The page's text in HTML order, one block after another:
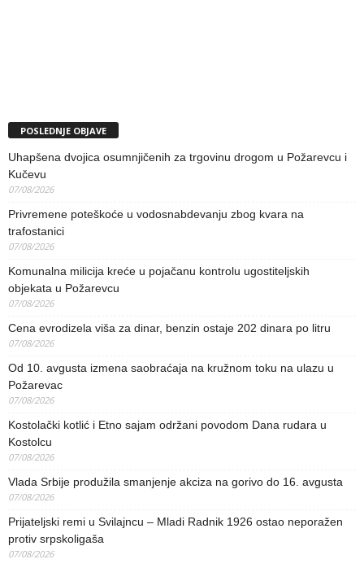
POSLEDNJE OBJAVE
Uhapšena dvojica osumnjičenih za trgovinu drogom u Požarevcu i
Kučevu
07/08/2026
Privremene poteškoće u vodosnabdevanju zbog kvara na
trafostanici
07/08/2026
Komunalna milicija kreće u pojačanu kontrolu ugostiteljskih
objekata u Požarevcu
07/08/2026
Cena evrodizela viša za dinar, benzin ostaje 202 dinara po litru
07/08/2026
Od 10. avgusta izmena saobraćaja na kružnom toku na ulazu u
Požarevac
07/08/2026
Kostolački kotlić i Etno sajam održani povodom Dana rudara u
Kostolcu
07/08/2026
Vlada Srbije produžila smanjenje akciza na gorivo do 16. avgusta
07/08/2026
Prijateljski remi u Svilajncu – Mladi Radnik 1926 ostao neporažen
protiv srpskoligaša
07/08/2026